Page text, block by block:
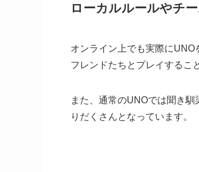
ローカルルールやチ
オンライン上でも実際に
フレンドたちとプレイするこ
また、通常のUNOでは聞き
りだくさんとなっています。